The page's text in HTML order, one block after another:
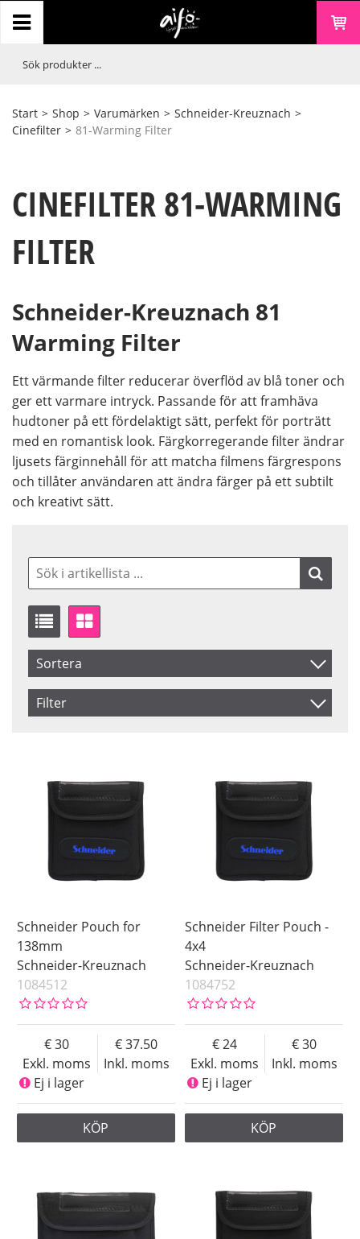
Start > Shop > Varumärken > Schneider-Kreuznach >
Cinefilter > 81-Warming Filter
CINEFILTER 81-WARMING
FILTER
Schneider-Kreuznach 81
Warming Filter
Ett värmande filter reducerar överflöd av blå toner och
ger ett varmare intryck. Passande för att framhäva
hudtoner på ett fördelaktigt sätt, perfekt för porträtt
med en romantisk look. Färgkorregerande filter ändrar
ljusets färginnehåll för att matcha filmens färgrespons
och tillåter användaren att ändra färger på ett subtilt
och kreativt sätt.
Sortera
Artikelkod
Filter
Pris
4x5.65
6.6x6.6
138 mm
Schneider Pouch for
138mm
Schneider-Kreuznach
1084512
Exkl. moms
30
Inkl. moms
37.50
Ej i lager
KÖP
Schneider Filter Pouch -
4x4
Schneider-Kreuznach
1084752
Exkl. moms
24
Inkl. moms
30
Ej i lager
KÖP